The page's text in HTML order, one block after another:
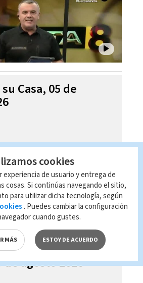
Casa, 05 de
En Directo con Paula
agosto 2026
cookies
experiencia de usuario y entrega de
cosas. Si continúas navegando el sitio,
para utilizar dicha tecnología, según
. Puedes cambiar la configuración
cuando gustes.
MÁS ESTOY DE ACUERDO